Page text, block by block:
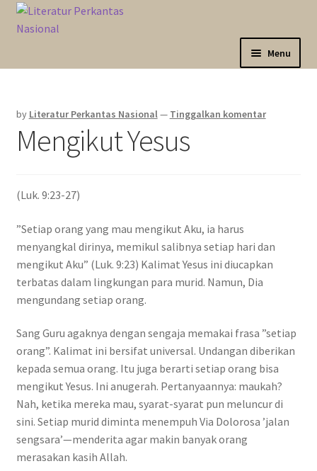
Skip
to
Langsung
ke
Menu
Kategori
Marketplace
Katalog
by Literatur Perkantas Nasional— Tinggalkan komentar
Mengikut Yesus
(Luk. 9:23-27)
”Setiap orang yang mau mengikut Aku, ia harus
menyangkal dirinya, memikul salibnya setiap hari dan
mengikut Aku” (Luk. 9:23) Kalimat Yesus ini diucapkan
terbatas dalam lingkungan para murid. Namun, Dia
mengundang setiap orang.
Sang Guru agaknya dengan sengaja memakai frasa ”setiap
orang”. Kalimat ini bersifat universal. Undangan diberikan
kepada semua orang. Itu juga berarti setiap orang bisa
mengikut Yesus. Ini anugerah. Pertanyaannya: maukah?
Nah, ketika mereka mau, syarat-syarat pun meluncur di
sini. Setiap murid diminta menempuh Via Dolorosa ’jalan
sengsara’—menderita agar makin banyak orang
merasakan kasih Allah.